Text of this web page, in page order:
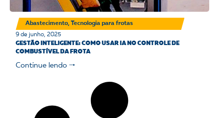
Abastecimento,
Tecnologia para frotas
9 de junho, 2025
GESTÃO INTELIGENTE: COMO USAR IA NO CONTROLE DE
COMBUSTÍVEL DA FROTA
Continue lendo 🠒